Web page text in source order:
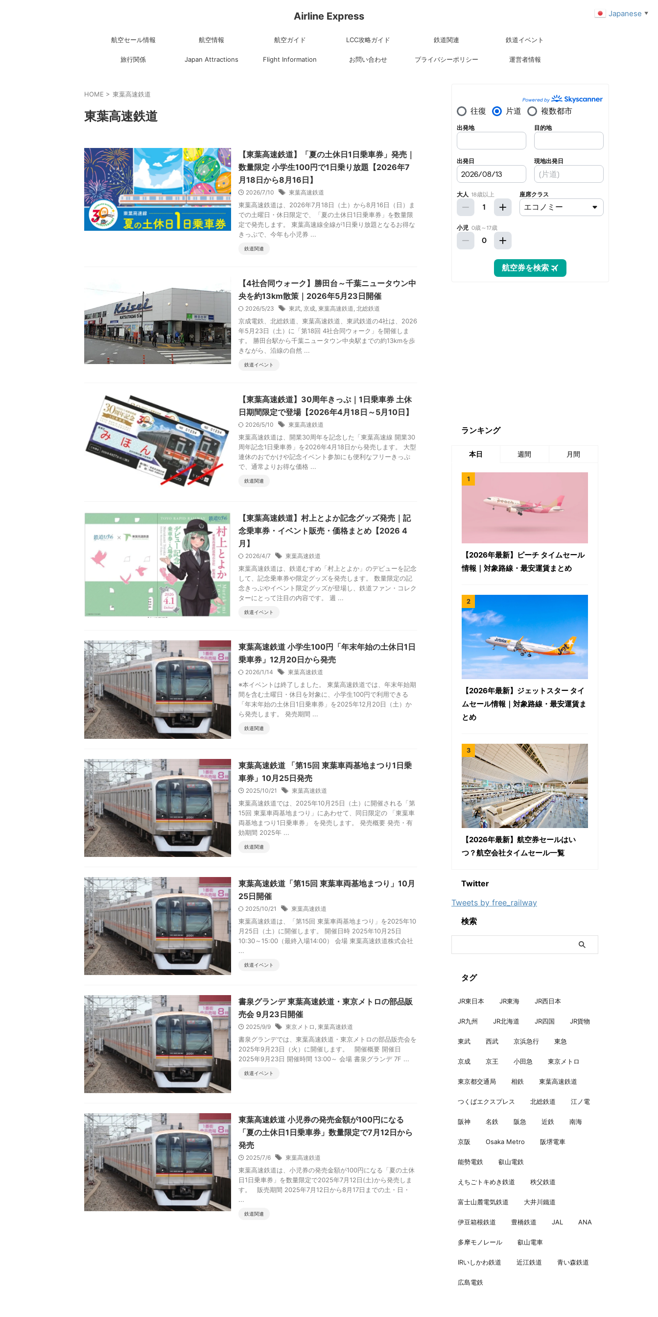
Airline Express
航空セール情報 航空情報 航空ガイド LCC攻略ガイド 鉄道関連 鉄道イベント
旅行関係 Japan Attractions Flight Information お問い合わせ プライバシーポリシー 運営者情報
HOME > 東葉高速鉄道
東葉高速鉄道
【東葉高速鉄道】「夏の土休日1日乗車券」発売｜
数量限定 小学生100円で1日乗り放題【2026年7
月18日から8月16日】
2026/7/10 東葉高速鉄道
東葉高速鉄道は、2026年7月18日（土）から8月16日（日）ま
での土曜日・休日限定で、「夏の土休日1日乗車券」を数量限
定で発売します。 東葉高速線全線が1日乗り放題となるお得な
きっぷで、今年も小児券 ...
鉄道関連
【4社合同ウォーク】勝田台～千葉ニュータウン中
央を約13km散策｜2026年5月23日開催
2026/5/23 東武, 京成, 東葉高速鉄道, 北総鉄道
京成電鉄、北総鉄道、東葉高速鉄道、東武鉄道の4社は、2026
年5月23日（土）に「第18回 4社合同ウォーク」を開催しま
す。 勝田台駅から千葉ニュータウン中央駅までの約13kmを歩
きながら、沿線の自然 ...
鉄道イベント
【東葉高速鉄道】30周年きっぷ｜1日乗車券 土休
日期間限定で登場【2026年4月18日～5月10日】
2026/5/10 東葉高速鉄道
東葉高速鉄道は、開業30周年を記念した「東葉高速線 開業30
周年記念1日乗車券」を2026年4月18日から発売します。 大型
連休のおでかけや記念イベント参加にも便利なフリーきっぷ
で、通常よりお得な価格 ...
鉄道関連
【東葉高速鉄道】村上とよか記念グッズ発売｜記
念乗車券・イベント販売・価格まとめ【2026 4
月】
2026/4/7 東葉高速鉄道
東葉高速鉄道は、鉄道むすめ「村上とよか」のデビューを記念
して、記念乗車券や限定グッズを発売します。 数量限定の記
念きっぷやイベント限定グッズが登場し、鉄道ファン・コレク
ターにとって注目の内容です。 週 ...
鉄道イベント
東葉高速鉄道 小学生100円「年末年始の土休日1日
乗車券」12月20日から発売
2026/1/14 東葉高速鉄道
※本イベントは終了しました。 東葉高速鉄道では、年末年始期
間を含む土曜日・休日を対象に、小学生100円で利用できる
「年末年始の土休日1日乗車券」を2025年12月20日（土）か
ら発売します。 発売期間 ...
鉄道関連
東葉高速鉄道 「第15回 東葉車両基地まつり1日乗
車券」10月25日発売
2025/10/21 東葉高速鉄道
東葉高速鉄道では、2025年10月25日（土）に開催される「第
15回 東葉車両基地まつり」にあわせて、同日限定の 「東葉車
両基地まつり1日乗車券」 を発売します。 発売概要 発売・有
効期間 2025年 ...
鉄道関連
東葉高速鉄道「第15回 東葉車両基地まつり」10月
25日開催
2025/10/21 東葉高速鉄道
東葉高速鉄道は、「第15回 東葉車両基地まつり」を2025年10
月25日（土）に開催します。 開催日時 2025年10月25日
10:30～15:00（最終入場14:00） 会場 東葉高速鉄道株式会社
...
鉄道イベント
書泉グランデ 東葉高速鉄道・東京メトロの部品販
売会 9月23日開催
2025/9/9 東京メトロ 東葉高速鉄道
書泉グランデでは、東葉高速鉄道・東京メトロの部品販売会を
2025年9月23日（火）に開催します。 開催概要 開催日
2025年9月23日 開催時間 13:00～ 会場 書泉グランデ 7F ...
鉄道イベント
東葉高速鉄道 小児券の発売金額が100円になる
「夏の土休日1日乗車券」数量限定で7月12日から
発売
2025/7/6 東葉高速鉄道
東葉高速鉄道は、小児券の発売金額が100円になる「夏の土休
日1日乗車券」を数量限定で2025年7月12日(土)から発売しま
す。 販売期間 2025年7月12日から8月17日までの土・日・
...
鉄道関連
ランキング
本日 週間 月間
【2026年最新】ピーチ タイムセール
情報｜対象路線・最安運賃まとめ
【2026年最新】ジェットスター タイ
ムセール情報｜対象路線・最安運賃ま
とめ
【2026年最新】航空券セールはい
つ？航空会社タイムセール一覧
Twitter
Tweets by free_railway
検索
タグ
JR東日本 JR東海 JR西日本
JR九州 JR北海道 JR四国 JR貨物
東武 西武 京浜急行 東急
京成 京王 小田急 東京メトロ
東京都交通局 相鉄 東葉高速鉄道
つくばエクスプレス 北総鉄道 江ノ電
阪神 名鉄 阪急 近鉄 南海
京阪 Osaka Metro 阪堺電車
能勢電鉄 叡山電鉄
えちごトキめき鉄道 秩父鉄道
富士山麓電気鉄道 大井川鐵道
伊豆箱根鉄道 豊橋鉄道 JAL ANA
多摩モノレール 叡山電車
IRいしかわ鉄道 近江鉄道 青い森鉄道
広島電鉄
Japanese ▼